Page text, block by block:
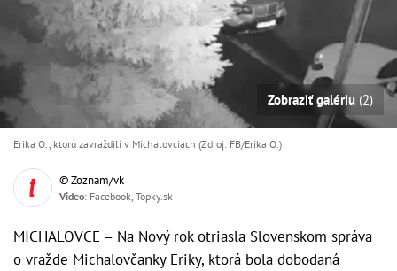
Zobraziť galériu (2)
Erika O., ktorú zavraždili v Michalovciach (Zdroj: FB/Erika O.)
© Zoznam/vk
Video: Facebook, Topky.sk
MICHALOVCE – Na Nový rok otriasla Slovenskom správa
o vražde Michalovčanky Eriky, ktorá bola dobodaná